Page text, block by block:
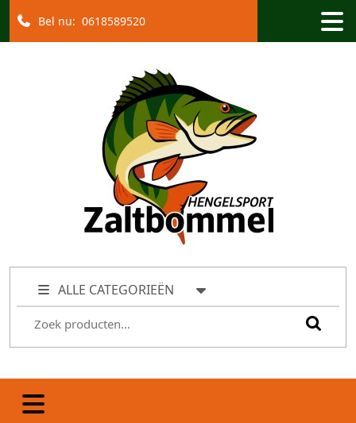
Bel nu: 0618589520
ALLE CATEGORIEËN